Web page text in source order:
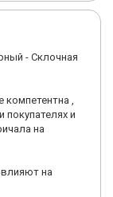
- Склочная
,
покупателях и
на
на